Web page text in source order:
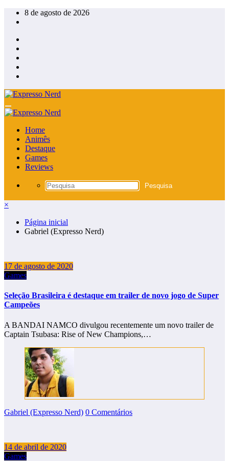
Pular
para
conteúdo
8 de agosto de 2026
Home
Animês
Destaque
Games
Reviews
×
Página inicial
Gabriel (Expresso Nerd)
17 de agosto de 2020
Games
Seleção Brasileira é destaque em trailer de novo jogo de Super
Campeões
A BANDAI NAMCO divulgou recentemente um novo trailer de
Captain Tsubasa: Rise of New Champions,…
Gabriel (Expresso Nerd) 0 Comentários
14 de abril de 2020
Games